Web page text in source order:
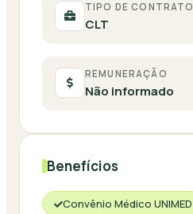
TIPO DE CONTRATO
CLT
REMUNERAÇÃO
Não informado
Benefícios
Convênio Médico UNIMED